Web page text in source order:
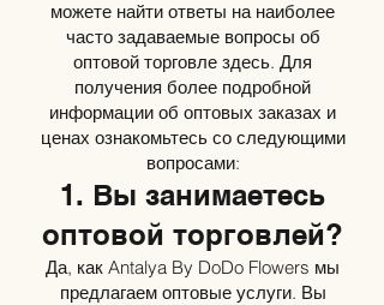
можете найти ответы на наиболее
часто задаваемые вопросы об
оптовой торговле здесь. Для
получения более подробной
информации об оптовых заказах и
ценах ознакомьтесь со следующими
вопросами:
1. Вы занимаетесь
оптовой торговлей?
Да, как Antalya By DoDo Flowers мы
предлагаем оптовые услуги. Вы